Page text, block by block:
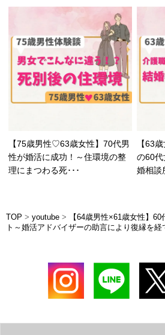
【75歳男性♡63歳女性】70代男
性が婚活に成功！～住環境の整
理にまつわる死･･･
【63
の60
婚相談
TOP > youtube >
【64歳男性×61歳女性】
ト～婚活アドバイザーの助言により復縁を経